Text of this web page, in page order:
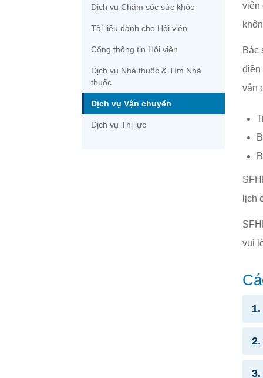
Dịch vụ Chăm sóc sức khỏe
Tài liệu dành cho Hội viên
Cổng thông tin Hội viên
Dịch vụ Nhà thuốc & Tìm Nhà
thuốc
Dịch vụ Vận chuyển
Dịch vụ Thị lực
viên
Bác
điền
vận
lịch
vui